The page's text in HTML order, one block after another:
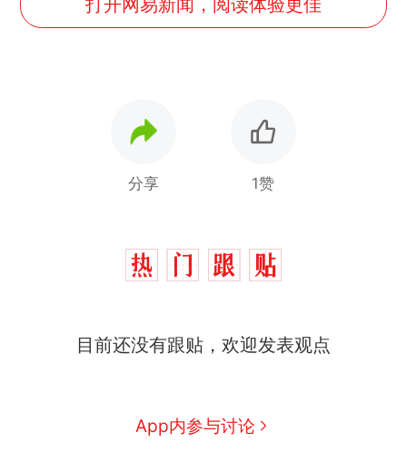
分享 1赞
目前还没有跟贴，欢迎发表观点
App内参与讨论
因老师一句“跟我回家”改写了
协会回应
美国渔民钓获鲨鱼徒手将其拽
回大海 目击者直呼震惊 （视频